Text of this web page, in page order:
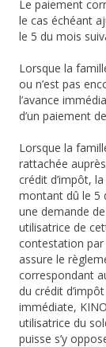
Le paiement
le cas échéant
le 5 du mois
Lorsque la
ou n’est pas
l’avance
d’un paiement
Lorsque la
rattachée auprès
crédit d’impôt,
montant dû le 5
une demande
utilisatrice de
contestation par
assure le
correspondant
du crédit
immédiate,
utilisatrice du
puisse s’y